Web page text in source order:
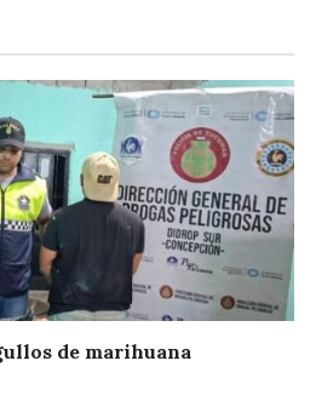
de marihuana